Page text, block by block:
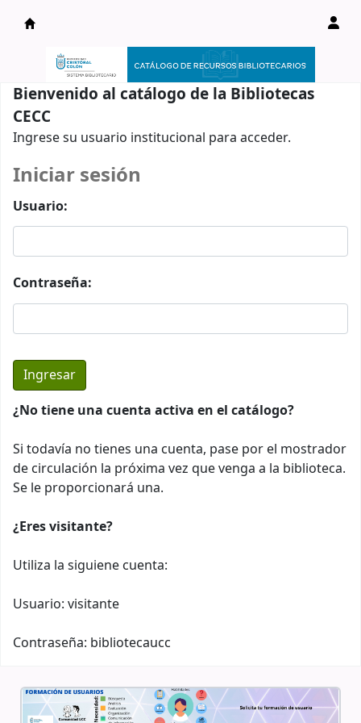
Catálogo en línea
Bienvenido al catálogo de la Bibliotecas
CECC
Ingrese su usuario institucional para acceder.
Iniciar sesión
Usuario:
Contraseña:
¿No tiene una cuenta activa en el catálogo?
Si todavía no tienes una cuenta, pase por el mostrador
de circulación la próxima vez que venga a la biblioteca.
Se le proporcionará una.
¿Eres visitante?
Utiliza la siguiene cuenta:
Usuario: visitante
Contraseña: bibliotecaucc